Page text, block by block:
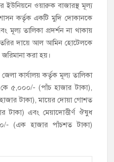
ইউনিয়নে ওয়ারুক বাজারস্থ মূল্য
কর্তৃক একটি মুদি দোকানকে
মূল্য তালিকা প্রদর্শন না থাকায়
দায়ে আল আমিন হোটেলকে
করা হয়।
কার্যালয় কর্তৃক মূল্য তালিকা
৫,০০০/- (পাঁচ হাজার টাকা),
টাকা), মায়ের দোয়া গোশত
এবং মেয়াদোত্তীর্ণ ঔষুধ
(এক হাজার পাঁচশত টাকা)